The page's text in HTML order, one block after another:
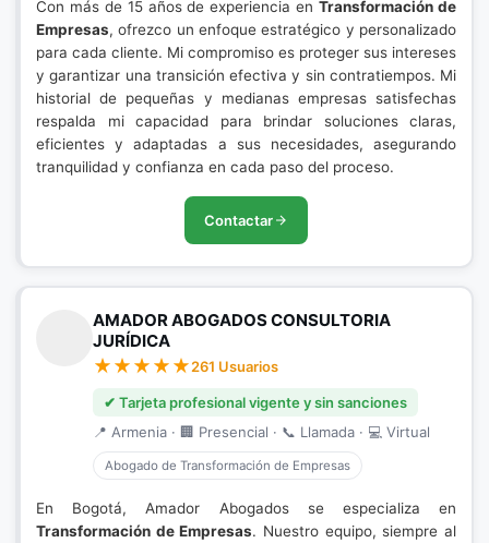
Con más de 15 años de experiencia enTransformación de
Empresas, ofrezco un enfoque estratégico y personalizado
para cada cliente. Mi compromiso es proteger sus intereses
y garantizar una transición efectiva y sin contratiempos. Mi
historial de pequeñas y medianas empresas satisfechas
respalda mi capacidad para brindar soluciones claras,
eficientes y adaptadas a sus necesidades, asegurando
tranquilidad y confianza en cada paso del proceso.
Contactar
AMADOR ABOGADOS CONSULTORIA
JURÍDICA
261 Usuarios
✔ Tarjeta profesional vigente y sin sanciones
📍 Armenia · 🏢 Presencial · 📞 Llamada · 💻 Virtual
Abogado de Transformación de Empresas
En Bogotá, Amador Abogados se especializa en
Transformación de Empresas. Nuestro equipo, siempre al